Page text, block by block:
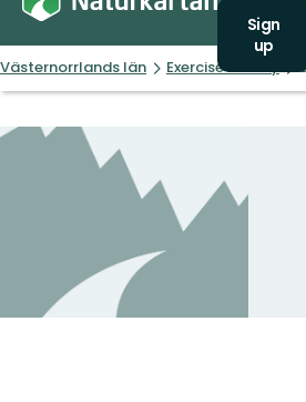
Sign
up
Västernorrlands län Exercise facility